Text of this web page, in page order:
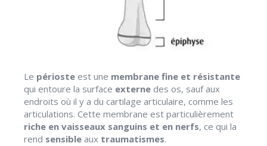
Le périoste est une membrane fine et résistante
qui entoure la surface externe des os, sauf aux
endroits où il y a du cartilage articulaire, comme les
articulations. Cette membrane est particulièrement
riche en vaisseaux sanguins et en nerfs, ce qui la
rend sensible aux traumatismes.